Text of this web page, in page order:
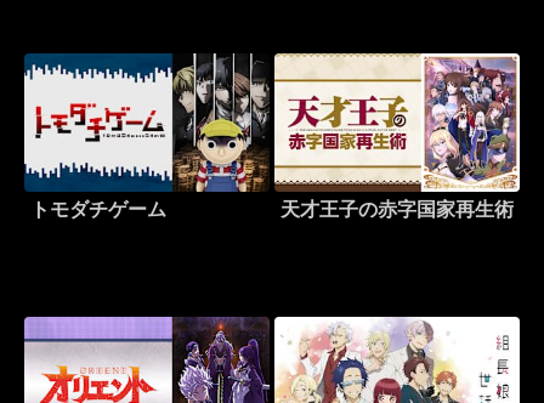
トモダチゲーム 天才王子の赤字国家再生術